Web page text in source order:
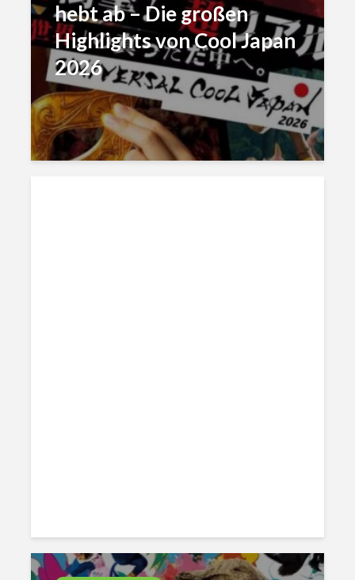
hebt ab – Die großen
Highlights von Cool Japan
2026